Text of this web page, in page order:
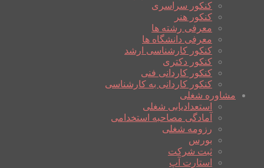
کنکور سراسری
کنکور هنر
معرفی رشته ها
معرفی دانشگاه ها
کنکور کارشناسی ارشد
کنکور دکتری
کنکور کاردانی فنی
کنکور کاردانی به کارشناسی
مشاوره شغلی
استعدادیابی شغلی
آمادگی مصاحبه استخدامی
رزومه شغلی
بورس
ثبت شرکت
استارت آپ